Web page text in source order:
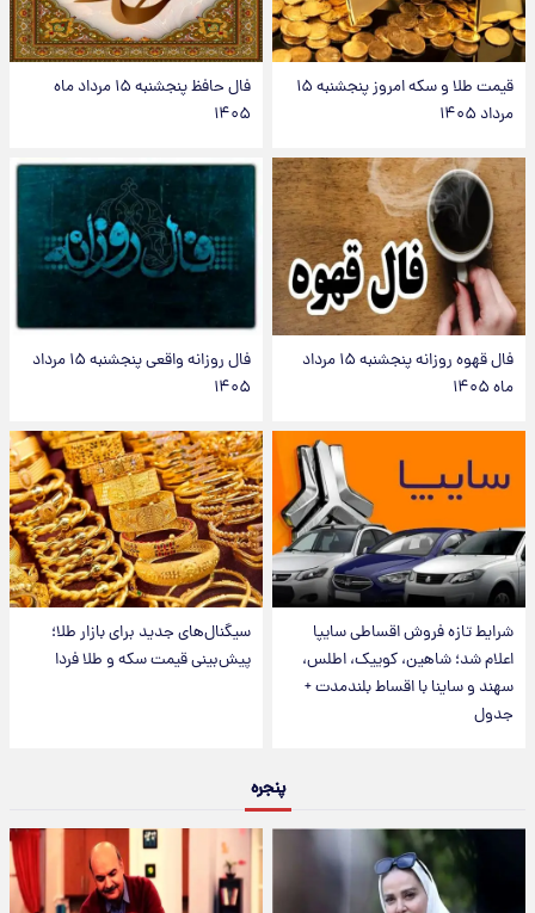
قیمت طلا و سکه امروز پنجشنبه ۱۵
مرداد ۱۴۰۵
فال حافظ پنجشنبه ۱۵ مرداد ماه
۱۴۰۵
فال قهوه روزانه پنجشنبه ۱۵ مرداد
ماه ۱۴۰۵
فال روزانه واقعی پنجشنبه ۱۵ مرداد
۱۴۰۵
شرایط تازه فروش اقساطی سایپا
اعلام شد؛ شاهین، کوییک، اطلس،
سهند و ساینا با اقساط بلندمدت +
جدول
سیگنال‌های جدید برای بازار طلا؛
پیش‌بینی قیمت سکه و طلا فردا
پنجره